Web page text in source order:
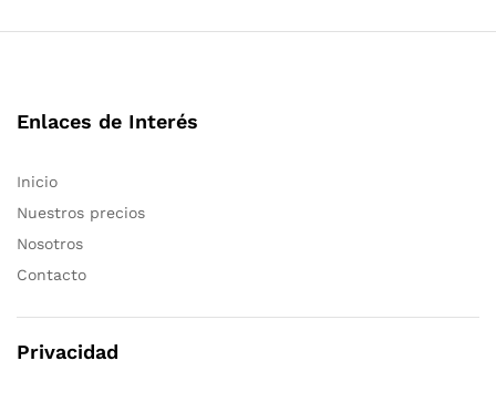
Enlaces de Interés
Inicio
Nuestros precios
Nosotros
Contacto
Privacidad